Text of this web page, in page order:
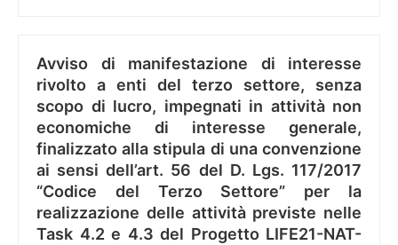
Avviso di manifestazione di interesse
rivolto a enti del terzo settore, senza
scopo di lucro, impegnati in attività non
economiche di interesse generale,
finalizzato alla stipula di una convenzione
ai sensi dell’art. 56 del D. Lgs. 117/2017
“Codice del Terzo Settore” per la
realizzazione delle attività previste nelle
Task 4.2 e 4.3 del Progetto LIFE21-NAT-